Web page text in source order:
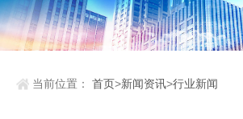
当前位置：首页>新闻资讯>行业新闻